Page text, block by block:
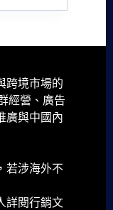
跨境市場的
經營、廣告
廣與中國內
若涉海外不
詳閱行銷文